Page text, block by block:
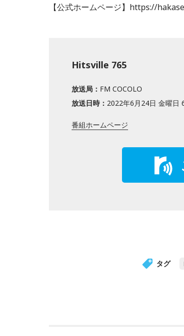
【公式ホームページ】https://
Hitsville 765
放送局： FM COCOLO
放送日時： 2022年6月24日 金曜日
番組ホームページ
タグ